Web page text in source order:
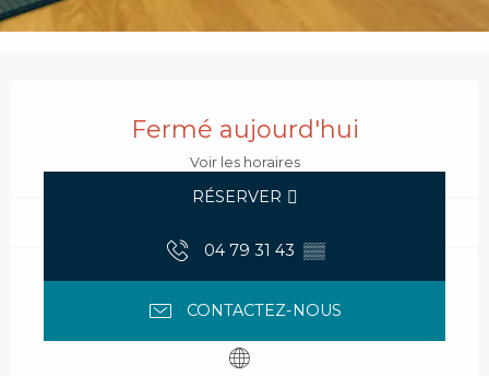
Fermé aujourd'hui
Voir les horaires
RÉSERVER
04 79 31 43 ▒▒
CONTACTEZ-NOUS